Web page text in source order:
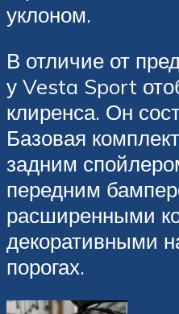
уклоном.
В отличие от
у Vesta Sport
клиренса. Он
Базовая
задним
передним
расширенными
декоративными
порогах.